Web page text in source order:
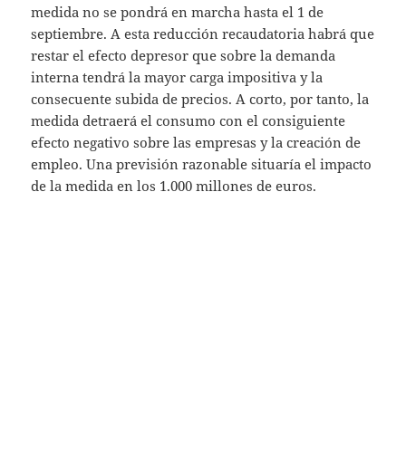
medida no se pondrá en marcha hasta el 1 de
septiembre. A esta reducción recaudatoria habrá que
restar el efecto depresor que sobre la demanda
interna tendrá la mayor carga impositiva y la
consecuente subida de precios. A corto, por tanto, la
medida detraerá el consumo con el consiguiente
efecto negativo sobre las empresas y la creación de
empleo. Una previsión razonable situaría el impacto
de la medida en los 1.000 millones de euros.